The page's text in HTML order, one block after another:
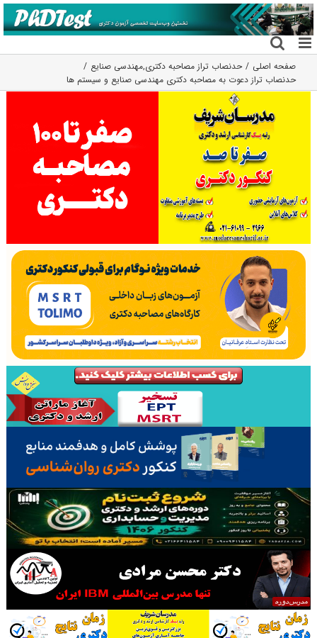
رفتن
به
محتوا
صفحه اصلی حدنصاب تراز مصاحبه دکتری,مهندسی صنایع
حدنصاب تراز دعوت به مصاحبه دکتری مهندسی صنایع و سیستم ها